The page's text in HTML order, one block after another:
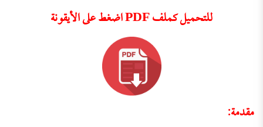
للتحميل كملف PDF اضغط على الأيقونة
مقدمة: